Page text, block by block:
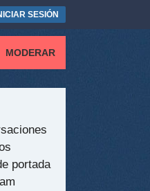
SESIÓN
MODERAR
portada